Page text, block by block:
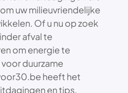
uw milieuvriendelijke
Of u nu op zoek
afval te
om energie te
duurzame
heeft het
en tips,